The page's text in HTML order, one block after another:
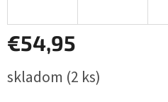
€54,95
cena:
skladom (2 ks)